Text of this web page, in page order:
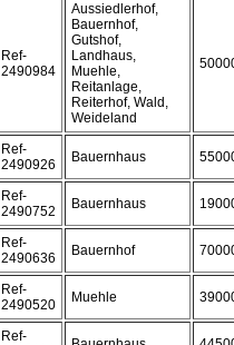
Ref-
2490984
Aussiedlerhof,
Bauernhof,
Gutshof,
Landhaus,
Muehle,
Reitanlage,
Reiterhof, Wald,
Weideland
Ref-
2490926
Bauernhaus
Ref-
2490752
Bauernhaus
Ref-
2490636
Bauernhof
Ref-
2490520
Muehle
Ref-